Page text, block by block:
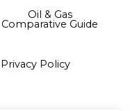
Oil & Gas
Comparative Guide
Privacy Policy